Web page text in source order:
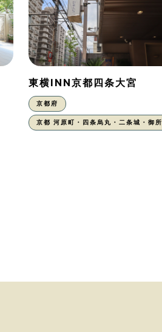
東横INN京都四条大宮
京都府
京都 河原町・四条烏丸・二条城・御所